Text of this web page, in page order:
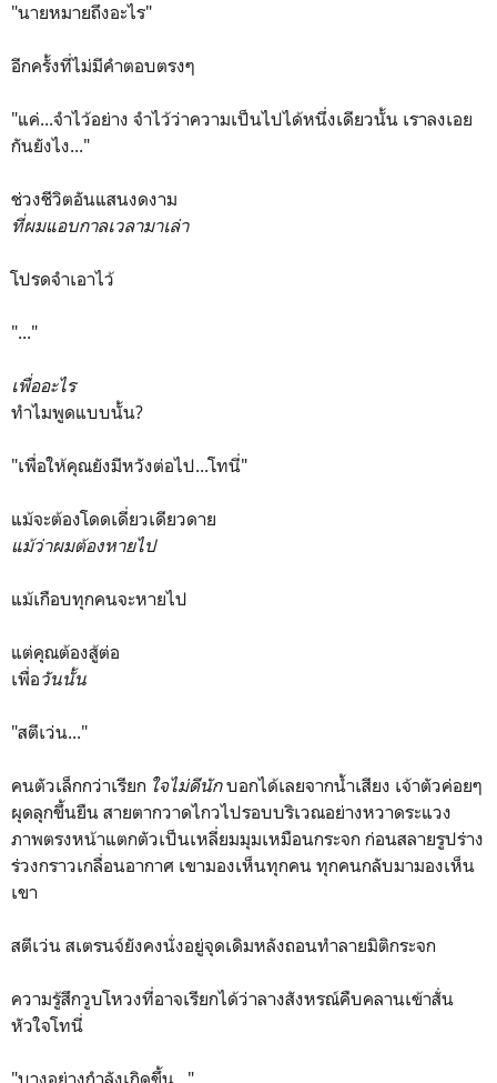
"นายหมายถึงอะไร"
อีกครั้งที่ไม่มีคำตอบตรงๆ
"แค่...จำไว้อย่าง จำไว้ว่าความเป็นไปได้หนึ่งเดียวนั้น เราลงเอย
กันยังไง..."
ช่วงชีวิตอันแสนงดงาม
ที่ผมแอบกาลเวลามาเล่า
โปรดจำเอาไว้
"..."
เพื่ออะไร
ทำไมพูดแบบนั้น?
"เพื่อให้คุณยังมีหวังต่อไป...โทนี่"
แม้จะต้องโดดเดี่ยวเดียวดาย
แม้ว่าผมต้องหายไป
แม้เกือบทุกคนจะหายไป
แต่คุณต้องสู้ต่อ
เพื่อวันนั้น
"สตีเว่น..."
คนตัวเล็กกว่าเรียก ใจไม่ดีนักบอกได้เลยจากน้ำเสียง เจ้าตัวค่อยๆ
ผุดลุกขึ้นยืน สายตากวาดไกวไปรอบบริเวณอย่างหวาดระแวง
ภาพตรงหน้าแตกตัวเป็นเหลี่ยมมุมเหมือนกระจก ก่อนสลายรูปร่าง
ร่วงกราวเกลื่อนอากาศ เขามองเห็นทุกคน ทุกคนกลับมามองเห็น
เขา
สตีเว่น สเตรนจ์ยังคงนั่งอยู่จุดเดิมหลังถอนทำลายมิติกระจก
ความรู้สึกวูบโหวงที่อาจเรียกได้ว่าลางสังหรณ์คืบคลานเข้าสั่น
หัวใจโทนี่
"บางอย่างกำลังเกิดขึ้น..."